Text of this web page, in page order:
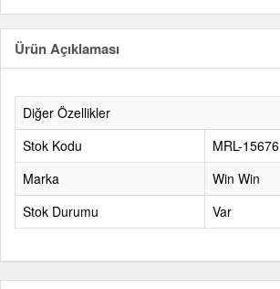
Ürün Açıklaması
Diğer Özellikler
Stok Kodu
MRL-15676
Marka
Win Win
Stok Durumu
Var